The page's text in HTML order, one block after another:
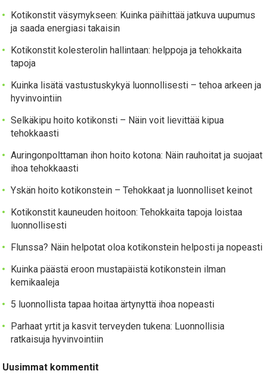
Kotikonstit väsymykseen: Kuinka päihittää jatkuva uupumus
ja saada energiasi takaisin
Kotikonstit kolesterolin hallintaan: helppoja ja tehokkaita
tapoja
Kuinka lisätä vastustuskykyä luonnollisesti – tehoa arkeen ja
hyvinvointiin
Selkäkipu hoito kotikonsti – Näin voit lievittää kipua
tehokkaasti
Auringonpolttaman ihon hoito kotona: Näin rauhoitat ja suojaat
ihoa tehokkaasti
Yskän hoito kotikonstein – Tehokkaat ja luonnolliset keinot
Kotikonstit kauneuden hoitoon: Tehokkaita tapoja loistaa
luonnollisesti
Flunssa? Näin helpotat oloa kotikonstein helposti ja nopeasti
Kuinka päästä eroon mustapäistä kotikonstein ilman
kemikaaleja
5 luonnollista tapaa hoitaa ärtynyttä ihoa nopeasti
Parhaat yrtit ja kasvit terveyden tukena: Luonnollisia
ratkaisuja hyvinvointiin
Uusimmat kommentit